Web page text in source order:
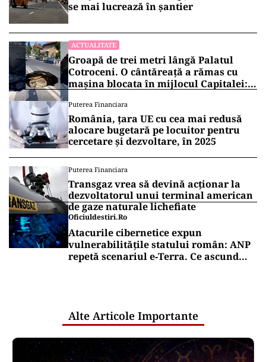
se mai lucrează în șantier
ACTUALITATE
Groapă de trei metri lângă Palatul
Cotroceni. O cântăreață a rămas cu
mașina blocata în mijlocul Capitalei:
Puterea Financiara
România, țara UE cu cea mai redusă
alocare bugetară pe locuitor pentru
cercetare și dezvoltare, în 2025
Puterea Financiara
Transgaz vrea să devină acționar la
dezvoltatorul unui terminal american
de gaze naturale lichefiate
Oficiuldestiri.ro
Atacurile cibernetice expun
vulnerabilitățile statului român: ANP
repetă scenariul e‑Terra. Ce ascund
Alte Articole Importante